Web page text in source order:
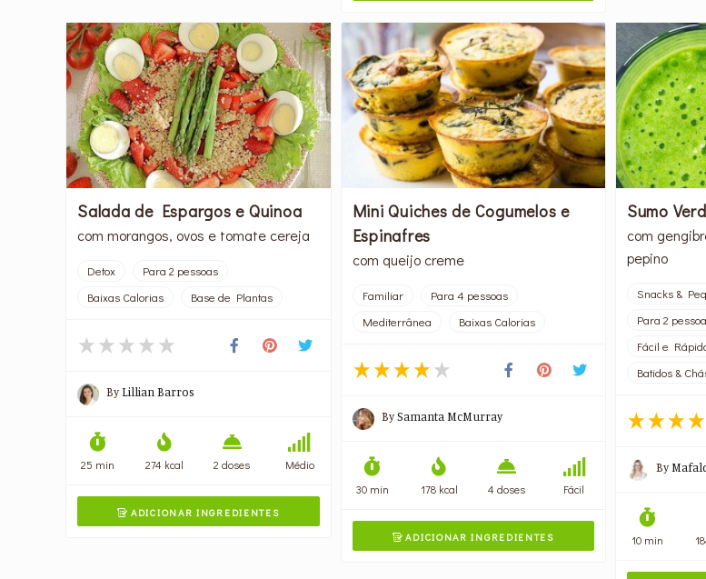
Salada de Espargos e Quinoa
com morangos, ovos e tomate cereja
Detox
Para 2 pessoas
Baixas Calorias
Base de Plantas
ByLillian Barros
25 min 274 kcal 2 doses Médio
 ADICIONAR INGREDIENTES
Mini Quiches de Cogumelos e
Espinafres
com queijo creme
Familiar
Para 4 pessoas
Mediterrânea
Baixas Calorias
BySamanta McMurray
30 min 178 kcal 4 doses Fácil
ADICIONAR INGREDIENTES
Sumo
com
pepino
Snacks &
Para 2
Fácil e
Batidos &
By
10 min